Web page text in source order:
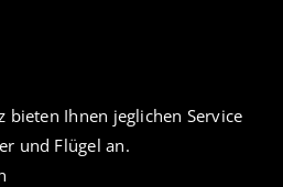
bieten Ihnen jeglichen Service
und Flügel an.